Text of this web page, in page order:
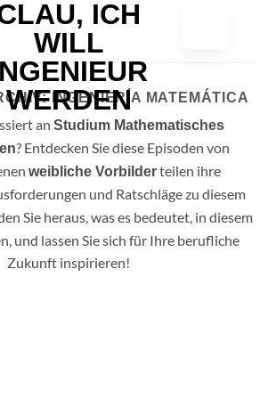
INGENIERÍA MATEMÁTICA
an Studium Mathematisches
? Entdecken Sie diese Episoden von
weibliche Vorbilderteilen ihre
und Ratschläge zu diesem
Sie heraus, was es bedeutet, in diesem
und lassen Sie sich für Ihre berufliche
Zukunft inspirieren!